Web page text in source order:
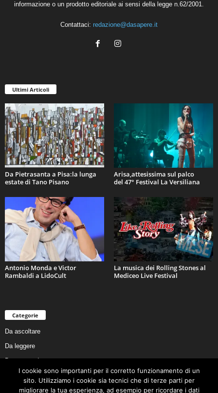
informazione o un prodotto editoriale ai sensi della legge n.62/2001.
Contattaci: redazione@dasapere.it
Ultimi Articoli
Da Pietrasanta a Pisa:la lunga
estate di Tano Pisano
Arisa,attesissima sul palco
del 47° Festival La Versiliana
Antonio Monda e Victor
Rambaldi a LidoCult
La musica dei Rolling Stones al
Mediceo Live Festival
Categorie
Da ascoltare
Da leggere
Da non perdere
Da conoscere
Da preservare
I cookie sono importanti per il corretto funzionamento di un
sito. Utilizziamo i cookie sia tecnici che di terze parti per
migliorare la tua esperienza, ad esempio per ricordare i dati